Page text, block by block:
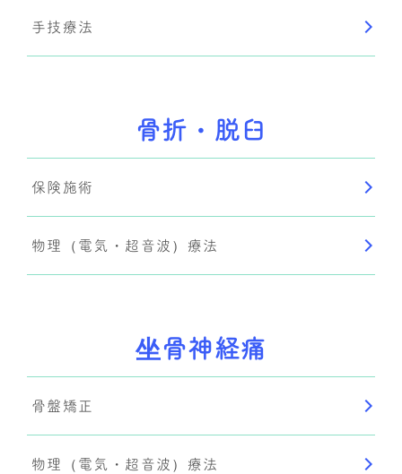
手技療法
骨折・脱臼
保険施術
物理（電気・超音波）療法
坐骨神経痛
骨盤矯正
物理（電気・超音波）療法